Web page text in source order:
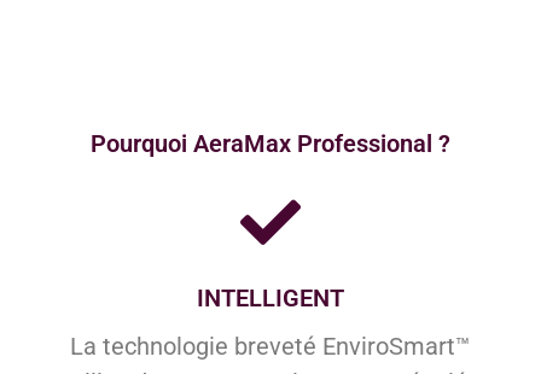
Pourquoi AeraMax Professional ?
INTELLIGENT
La technologie breveté EnviroSmart™